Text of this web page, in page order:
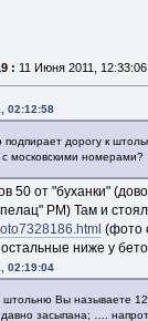
: 11 Июня 2011,
02:12:58
подпирает дорогу к
с московскими номерами?
50 от "буханки"
РМ) Там и
(фото
ниже у
02:19:04
штольню Вы называете
засыпана; ….